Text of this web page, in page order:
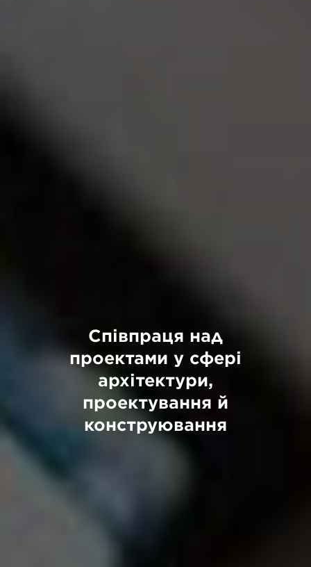
Співпраця над
проектами у сфері
архітектури,
проектування й
конструювання